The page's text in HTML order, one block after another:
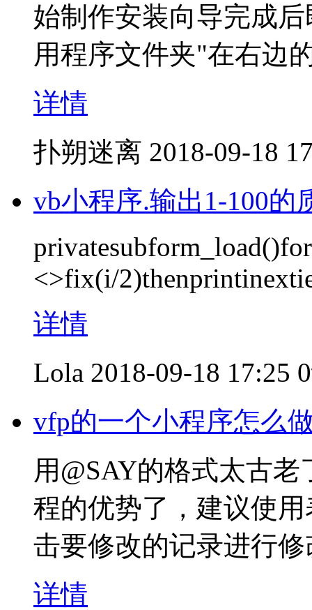
始制作安装向导完成
用程序文件夹"在右边
详情
扑朔迷离 2018-09-18
vb小程序.输出1-100的
<>fix(i/
详情
Lola 2018-09-18 17:25
vfp的一个小程序怎么
用@SAY的格式太古
程的优势了，建议使
击要修改的记录进行修
详情